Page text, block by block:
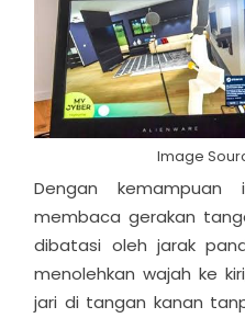
Image
Dengan
membaca gerakan
dibatasi oleh jarak
menolehkan wajah ke
jari di tangan kanan